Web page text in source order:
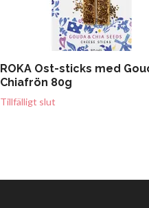
ROKA Ost-sticks med
Chiafrön 80g
Tillfälligt slut